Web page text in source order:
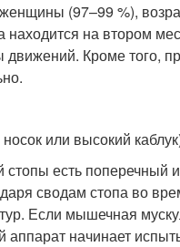
(97–99 %),
находится на втором
Кроме того,
или высокий
есть поперечный
сводам стопа во
Если мышечная
аппарат начинает